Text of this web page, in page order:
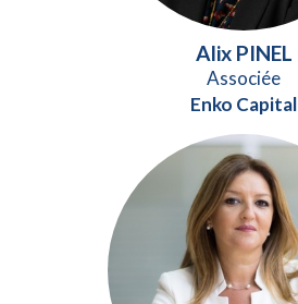
Alix PINEL
Associée
Enko Capital